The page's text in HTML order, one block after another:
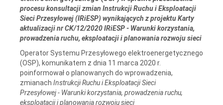
procesu konsultacji zmian Instrukcji Ruchu i Eksploatacji
Sieci Przesyłowej (IRiESP) wynikających z projektu Karty
aktualizacji nr CK/12/2020 IRiESP - Warunki korzystania,
prowadzenia ruchu, eksploatacji i planowania rozwoju sieci
Operator Systemu Przesyłowego elektroenergetycznego
(OSP), komunikatem z dnia 11 marca 2020 r.
poinformował o planowanych do wprowadzenia,
zmianach Instrukcji Ruchu i Eksploatacji Sieci
Przesyłowej - Warunki korzystania, prowadzenia ruchu,
eksploatacji i planowania rozwoju sieci